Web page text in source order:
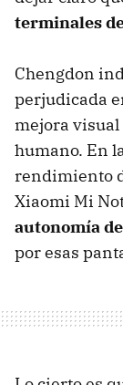
terminales
Chengdon
perjudicada
mejora
humano. En
rendimiento
Xiaomi Mi
autonomía
por esas